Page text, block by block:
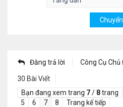
Đăng trả lời Công Cụ Chủ
30 Bài Viết
Bạn đang xem trang 7/ 8trang
5
6 7 8 Trang kế tiếp